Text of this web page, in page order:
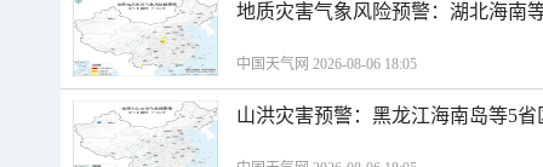
地质灾害气象风险预警：湖北海南
中国天气网 2026-08-06 18:05
山洪灾害预警：黑龙江海南岛等5